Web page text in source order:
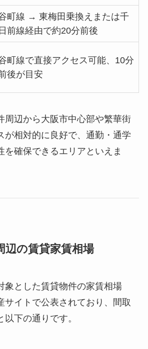
町線 → 東梅田乗換えまたは千
日前線経由で約20分前後
町線で直接アクセス可能、10分
後が目安
周辺から大阪市中心部や繁華街
が相対的に良好で、通勤・通学
を確保できるエリアといえま
辺の賃貸家賃相場
象とした賃貸物件の家賃相場
サイトで公表されており、間取
以下の通りです。